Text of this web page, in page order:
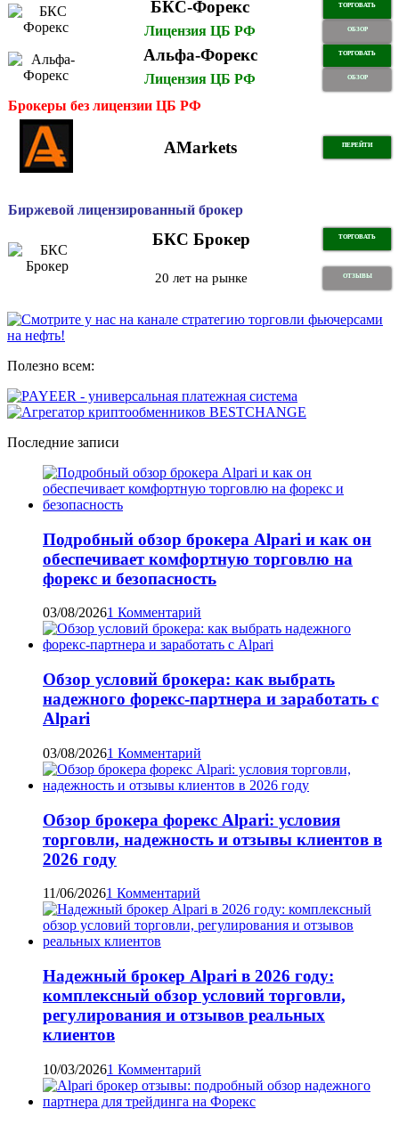
БКС-Форекс ТОРГОВАТЬ
Лицензия ЦБ РФ ОБЗОР
Альфа-Форекс ТОРГОВАТЬ
Лицензия ЦБ РФ ОБЗОР
Брокеры без лицензии ЦБ РФ
AMarkets ПЕРЕЙТИ
Биржевой лицензированный брокер
БКС Брокер ТОРГОВАТЬ
20 лет на рынке ОТЗЫВЫ
Полезно всем:
Последние записи
Подробный обзор брокера Alpari и как он
обеспечивает комфортную торговлю на
форекс и безопасность
03/08/20261 Комментарий
Обзор условий брокера: как выбрать
надежного форекс-партнера и заработать с
Alpari
03/08/20261 Комментарий
Обзор брокера форекс Alpari: условия
торговли, надежность и отзывы клиентов в
2026 году
11/06/20261 Комментарий
Надежный брокер Alpari в 2026 году:
комплексный обзор условий торговли,
регулирования и отзывов реальных
клиентов
10/03/20261 Комментарий